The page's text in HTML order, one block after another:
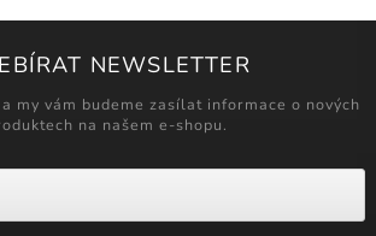
NEWSLETTER
my vám budeme zasílat informace o nových
na našem e-shopu.